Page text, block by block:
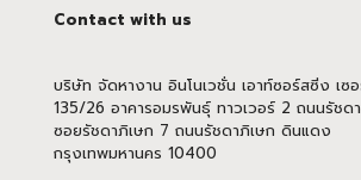
Contact with us
บริษัท จัดหางาน อินโนเวชั่น เอาท์ซอร์สซิ่ง เซ
135/26 อาคารอมรพันธุ์ ทาวเวอร์ 2 ถนนรัชด
ซอยรัชดาภิเษก 7 ถนนรัชดาภิเษก ดินแดง
กรุงเทพมหานคร 10400